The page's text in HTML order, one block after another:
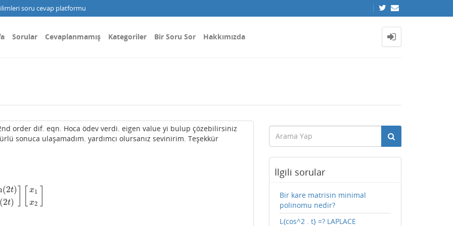
soru cevap platformu
Sorular Cevaplanmamış Kategoriler Bir Soru Sor Hakkımızda
order dif. eqn. Hoca ödev verdi. eigen value yi bulup çözebilirsiniz
sonuca ulaşamadım. yardımcı olursanız sevinirim. Teşekkür
(2t)
2t)
x1
x2
cos (2 1x
İlgili sorular
Bir kare matrisin minimal
polinomu nedir?
L{cos^2 . t} =? LAPLACE